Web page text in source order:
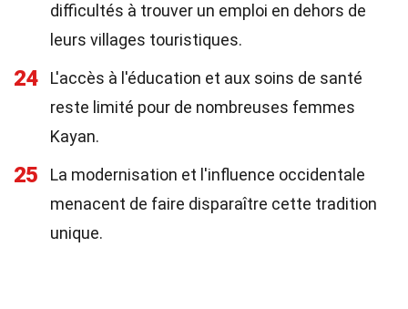
difficultés à trouver un emploi en dehors de
leurs villages touristiques.
24
L'accès à l'éducation et aux soins de santé
reste limité pour de nombreuses femmes
Kayan.
25
La modernisation et l'influence occidentale
menacent de faire disparaître cette tradition
unique.